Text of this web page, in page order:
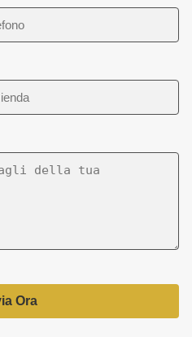
Ora